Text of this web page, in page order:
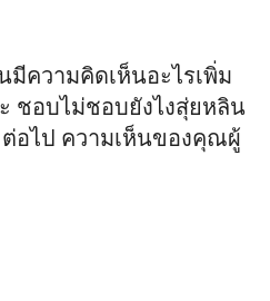
ความคิดเห็นอะไรเพิ่ม
ชอบไม่ชอบยังไงสุ่ยหลิน
อไป ความเห็นของคุณผู้